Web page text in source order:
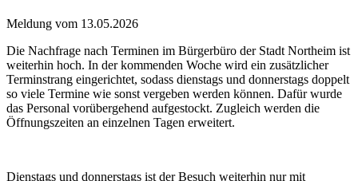
Meldung vom 13.05.2026
Die Nachfrage nach Terminen im Bürgerbüro der Stadt Northeim ist
weiterhin hoch. In der kommenden Woche wird ein zusätzlicher
Terminstrang eingerichtet, sodass dienstags und donnerstags doppelt
so viele Termine wie sonst vergeben werden können. Dafür wurde
das Personal vorübergehend aufgestockt. Zugleich werden die
Öffnungszeiten an einzelnen Tagen erweitert.
Dienstags und donnerstags ist der Besuch weiterhin nur mit